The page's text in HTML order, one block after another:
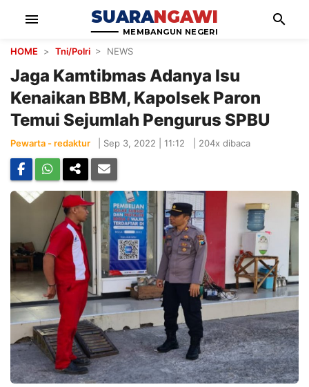
menu SUARANGAWI
MEMBANGUN NEGERI
search
HOME > Tni/Polri > NEWS
Jaga Kamtibmas Adanya Isu
Kenaikan BBM, Kapolsek Paron
Temui Sejumlah Pengurus SPBU
Pewarta - redaktur Sep 3, 2022 | 11:12 204x dibaca